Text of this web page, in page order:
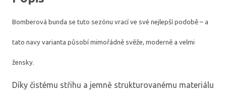
Bomberová bunda se tuto sezónu vrací ve své nejlepší podobě – a
tato navy varianta působí mimořádně svěže, moderně a velmi
žensky.
Díky čistému střihu a jemně strukturovanému materiálu